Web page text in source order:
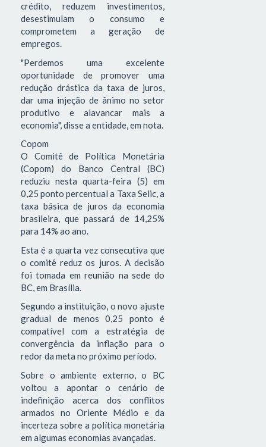
crédito, reduzem investimentos,
desestimulam o consumo e
comprometem a geração de
empregos.
"Perdemos uma excelente
oportunidade de promover uma
redução drástica da taxa de juros,
dar uma injeção de ânimo no setor
produtivo e alavancar mais a
economia", disse a entidade, em nota.
Copom
O Comitê de Política Monetária
(Copom) do Banco Central (BC)
reduziu nesta quarta-feira (5) em
0,25 ponto percentual a Taxa Selic, a
taxa básica de juros da economia
brasileira, que passará de 14,25%
para 14% ao ano.
Esta é a quarta vez consecutiva que
o comitê reduz os juros. A decisão
foi tomada em reunião na sede do
BC, em Brasília.
Segundo a instituição, o novo ajuste
gradual de menos 0,25 ponto é
compatível com a estratégia de
convergência da inflação para o
redor da meta no próximo período.
Sobre o ambiente externo, o BC
voltou a apontar o cenário de
indefinição acerca dos conflitos
armados no Oriente Médio e da
incerteza sobre a política monetária
em algumas economias avançadas.